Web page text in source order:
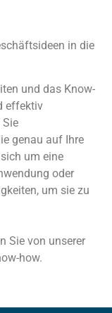
in die
und das Know-
effektiv
Sie
genau auf Ihre
um eine
oder
um sie zu
Sie von unserer
how.